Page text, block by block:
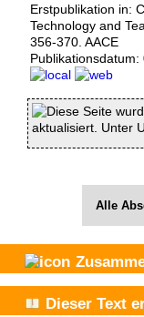
Erstpublikation in:
Technology and
356-370. AACE
Publikationsdatum:
Diese Seite
aktualisiert. Unter
Alle
Dieser Text